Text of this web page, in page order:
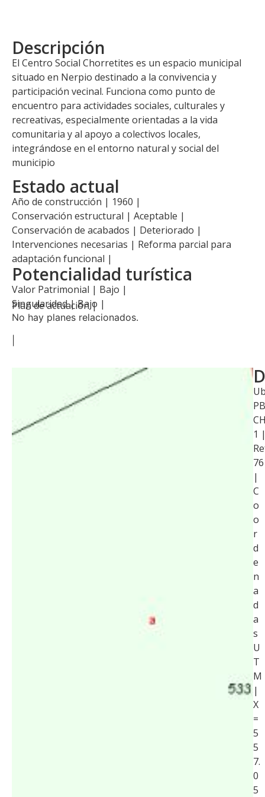
Descripción
El Centro Social Chorretites es un espacio municipal
situado en Nerpio destinado a la convivencia y
participación vecinal. Funciona como punto de
encuentro para actividades sociales, culturales y
recreativas, especialmente orientadas a la vida
comunitaria y al apoyo a colectivos locales,
integrándose en el entorno natural y social del
municipio
Estado actual
Año de construcción | 1960 |
Conservación estructural | Aceptable |
Conservación de acabados | Deteriorado |
Intervenciones necesarias | Reforma parcial para
adaptación funcional |
Potencialidad turística
Valor Patrimonial | Bajo |
Singularidad | Bajo |
Plan de actuación |
No hay planes relacionados.
PB
1
|
C
o
o
r
d
e
n
a
d
a
s
U
T
M
|
X
=
5
5
7.
0
5